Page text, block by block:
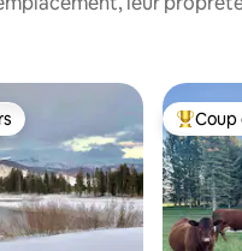
Coups